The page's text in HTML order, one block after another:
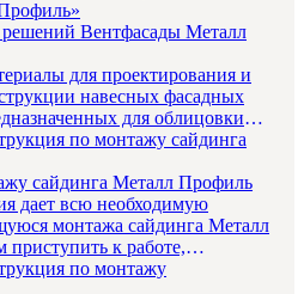
Вентфасады Металл
для проектирования и
навесных фасадных
для облицовки
сайдинга Металл Профиль
дает всю необходимую
монтажа сайдинга Металл
к работе,
данную инстр...